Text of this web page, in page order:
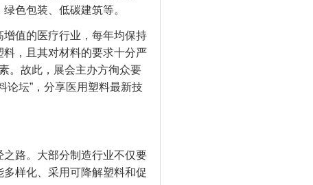
色包装、低碳建筑等。
值的医疗行业，每年均保持
，且其对材料的要求十分严
。故此，展会主办方徇众要
论坛”，分享医用塑料最新技
路。大部分制造行业不仅要
样化、采用可降解塑料和促